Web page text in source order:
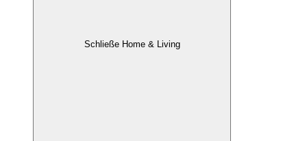
Schließe Home & Living